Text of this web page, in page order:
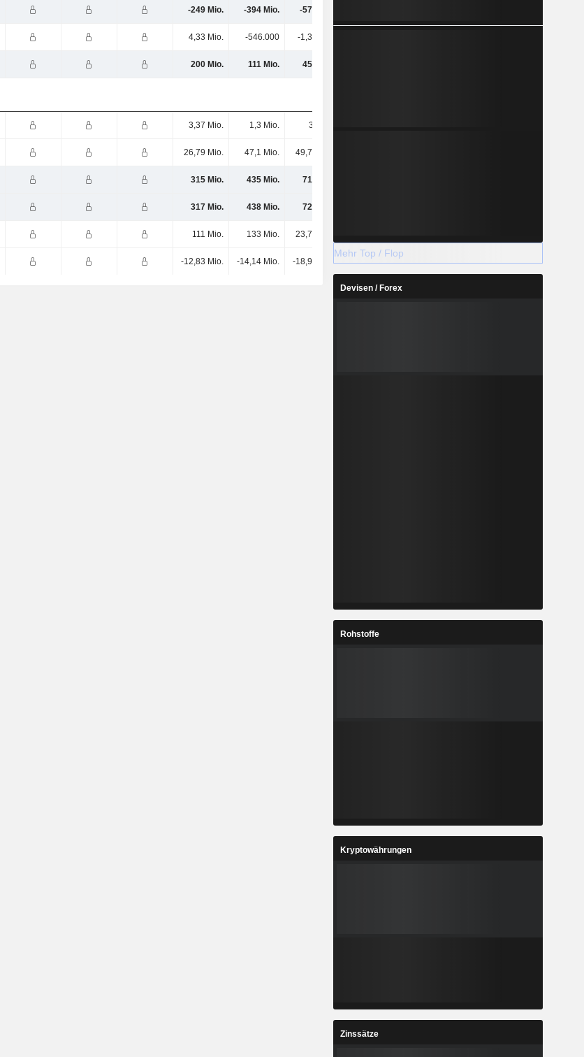
-249 Mio. -394 Mio. -575 Mio.
4,33 Mio. -546.000 -1,39 Mio.
200 Mio. 111 Mio. 453 Mio.
3,37 Mio. 1,3 Mio. 39.000
26,79 Mio. 47,1 Mio. 49,77 Mio.
315 Mio. 435 Mio. 718 Mio.
317 Mio. 438 Mio. 721 Mio.
111 Mio. 133 Mio. 23,78 Mio.
-12,83 Mio. -14,14 Mio. -18,91 Mio. -18,27 Mio. -19,45 Mio.
Mehr Top / Flop
Devisen / Forex
Rohstoffe
Kryptowährungen
Zinssätze